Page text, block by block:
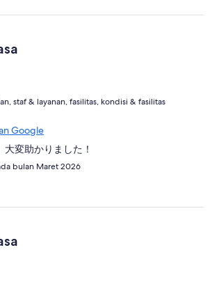
staf & layanan, fasilitas, kondisi & fasilitas
Google
変助かりました！
bulan Maret 2026